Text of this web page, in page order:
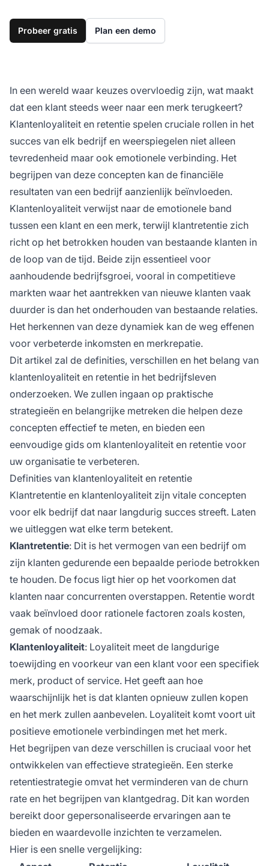
Probeer gratis Plan een demo
In een wereld waar keuzes overvloedig zijn, wat maakt
dat een klant steeds weer naar een merk terugkeert?
Klantenloyaliteit en retentie spelen cruciale rollen in het
succes van elk bedrijf en weerspiegelen niet alleen
tevredenheid maar ook emotionele verbinding. Het
begrijpen van deze concepten kan de financiële
resultaten van een bedrijf aanzienlijk beïnvloeden.
Klantenloyaliteit verwijst naar de emotionele band
tussen een klant en een merk, terwijl klantretentie zich
richt op het betrokken houden van bestaande klanten in
de loop van de tijd. Beide zijn essentieel voor
aanhoudende bedrijfsgroei, vooral in competitieve
markten waar het aantrekken van nieuwe klanten vaak
duurder is dan het onderhouden van bestaande relaties.
Het herkennen van deze dynamiek kan de weg effenen
voor verbeterde inkomsten en merkrepatie.
Dit artikel zal de definities, verschillen en het belang van
klantenloyaliteit en retentie in het bedrijfsleven
onderzoeken. We zullen ingaan op praktische
strategieën en belangrijke metreken die helpen deze
concepten effectief te meten, en bieden een
eenvoudige gids om klantenloyaliteit en retentie voor
uw organisatie te verbeteren.
Definities van klantenloyaliteit en retentie
Klantretentie en klantenloyaliteit zijn vitale concepten
voor elk bedrijf dat naar langdurig succes streeft. Laten
we uitleggen wat elke term betekent.
Klantretentie: Dit is het vermogen van een bedrijf om
zijn klanten gedurende een bepaalde periode betrokken
te houden. De focus ligt hier op het voorkomen dat
klanten naar concurrenten overstappen. Retentie wordt
vaak beïnvloed door rationele factoren zoals kosten,
gemak of noodzaak.
Klantenloyaliteit: Loyaliteit meet de langdurige
toewijding en voorkeur van een klant voor een specifiek
merk, product of service. Het geeft aan hoe
waarschijnlijk het is dat klanten opnieuw zullen kopen
en het merk zullen aanbevelen. Loyaliteit komt voort uit
positieve emotionele verbindingen met het merk.
Het begrijpen van deze verschillen is cruciaal voor het
ontwikkelen van effectieve strategieën. Een sterke
retentiestrategie omvat het verminderen van de churn
rate en het begrijpen van klantgedrag. Dit kan worden
bereikt door gepersonaliseerde ervaringen aan te
bieden en waardevolle inzichten te verzamelen.
Hier is een snelle vergelijking: